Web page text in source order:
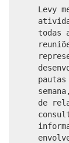
Levy
todas
de